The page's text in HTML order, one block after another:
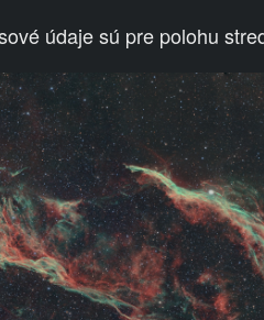
údaje sú pre polohu